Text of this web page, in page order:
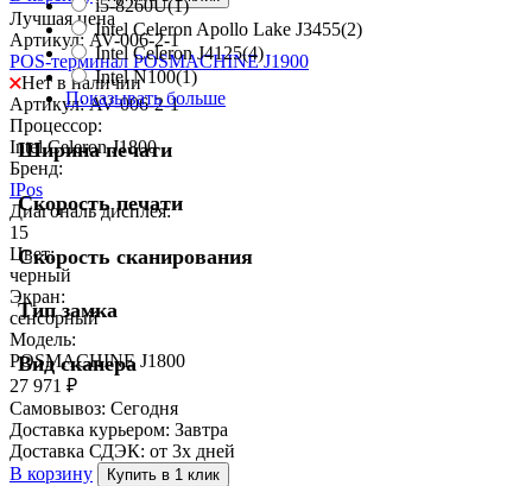
i5-8260U(1)
Intel Celeron Apollo Lake J3455(2)
Intel Celeron J4125(4)
Intel N100(1)
Показывать больше
Ширина печати
Скорость печати
Скорость сканирования
Тип замка
Вид сканера
Лучшая цена
Артикул: AV-006-2-1
POS-терминал POSMACHINE J1900
Нет в наличии
Артикул: AV-006-2-1
Процессор:
Intel Celeron J1800
Бренд:
IPos
Диагональ дисплея:
15
Цвет:
черный
Экран:
сенсорный
Модель:
POSMACHINE J1800
27 971 ₽
Самовывоз: Сегодня
Доставка курьером: Завтра
Доставка СДЭК: от 3х дней
В корзину
Купить в 1 клик